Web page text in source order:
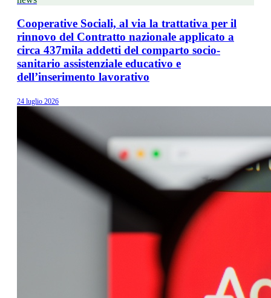
Cooperative Sociali, al via la trattativa per il
rinnovo del Contratto nazionale applicato a
circa 437mila addetti del comparto socio-
sanitario assistenziale educativo e
dell’inserimento lavorativo
24 luglio 2026